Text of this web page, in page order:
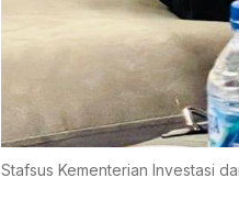
Stafsus Kementerian Investasi